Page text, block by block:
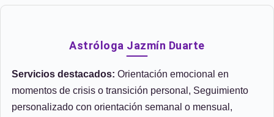
Astróloga Jazmín Duarte
Servicios destacados: Orientación emocional en
momentos de crisis o transición personal, Seguimiento
personalizado con orientación semanal o mensual,